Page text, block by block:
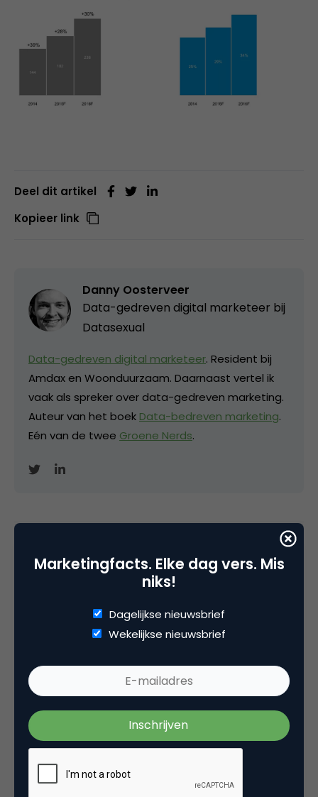
Deel dit artikel
Kopieer link
Danny Oosterveer
Data-gedreven digital marketeer bij
Datasexual
Data-gedreven digital marketeer. Resident bij
Amdax en Woonduurzaam. Daarnaast vertel ik
vaak als spreker over data-gedreven marketing.
Auteur van het boek Data-bedreven marketing.
Eén van de twee Groene Nerds.
Advertising
automated trading
3 Reacties
Willem
Marketingfacts. Elke dag vers. Mis
niks!
Dagelijkse nieuwsbrief
Wekelijkse nieuwsbrief